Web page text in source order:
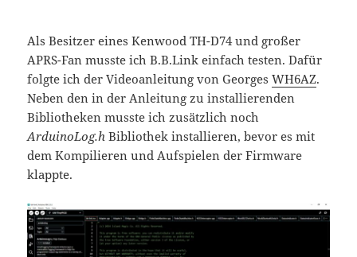
Als Besitzer eines Kenwood TH-D74 und großer
APRS-Fan musste ich B.B.Link einfach testen. Dafür
folgte ich der Videoanleitung von GeorgesWH6AZ.
Neben den in der Anleitung zu installierenden
Bibliotheken musste ich zusätzlich noch
ArduinoLog.h Bibliothek installieren, bevor es mit
dem Kompilieren und Aufspielen der Firmware
klappte.